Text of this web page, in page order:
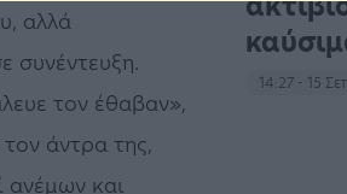
αλλά
συνέντευξη.
τον έθαβαν»,
άντρα της,
ανέμων και
14:27 - 15